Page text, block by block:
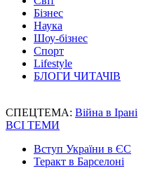
Бізнес
Наука
Шоу-бізнес
Спорт
Lifestyle
БЛОГИ ЧИТАЧІВ
СПЕЦТЕМА: Війна в Ірані
ВСІ ТЕМИ
Вступ України в ЄС
Теракт в Барселоні